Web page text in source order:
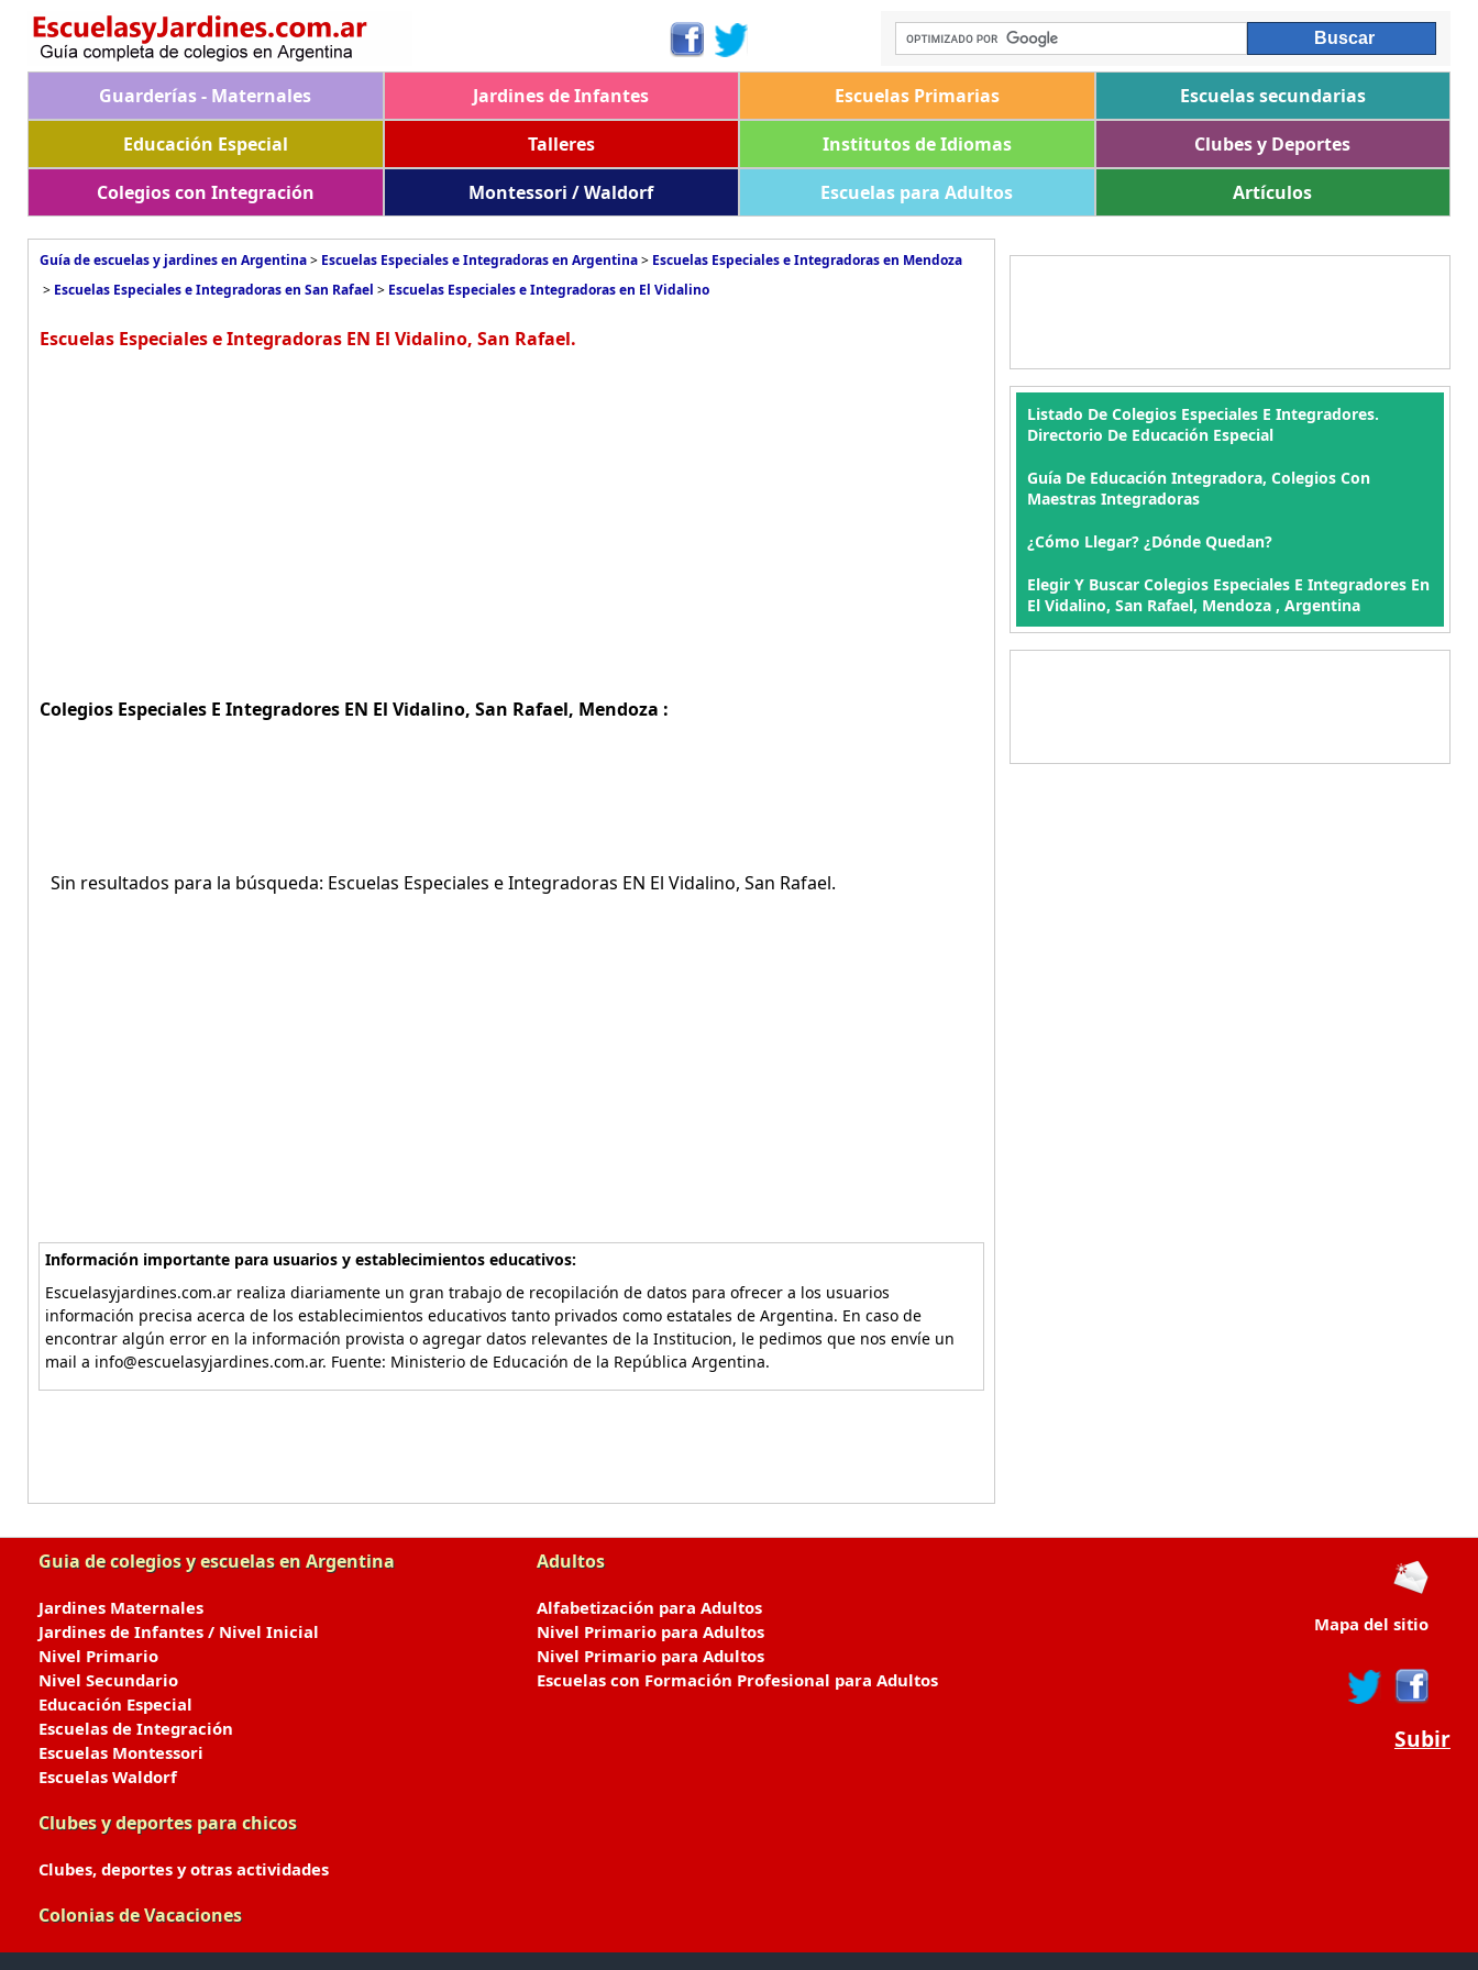
Guarderías - Maternales Jardines de Infantes Escuelas Primarias
Escuelas secundarias
Educación Especial
Talleres Institutos de Idiomas
Clubes y Deportes
Colegios con Integración
Montessori / Waldorf Escuelas para Adultos Artículos
Guía de escuelas y jardines en Argentina> Escuelas Especiales e Integradoras en Argentina> Escuelas Especiales e Integradoras en Mendoza
> Escuelas Especiales e Integradoras en San Rafael > Escuelas Especiales e Integradoras en El Vidalino
Escuelas Especiales e Integradoras EN El Vidalino, San Rafael.
Colegios Especiales E Integradores EN El Vidalino, San Rafael, Mendoza :
Sin resultados para la búsqueda: Escuelas Especiales e Integradoras EN El Vidalino, San Rafael.
Información importante para usuarios y establecimientos educativos:
Escuelasyjardines.com.ar realiza diariamente un gran trabajo de recopilación de datos para ofrecer a los usuarios
información precisa acerca de los establecimientos educativos tanto privados como estatales de Argentina. En caso de
encontrar algún error en la información provista o agregar datos relevantes de la Institucion, le pedimos que nos envíe un
mail a info@escuelasyjardines.com.ar. Fuente: Ministerio de Educación de la República Argentina.
Listado De Colegios Especiales E Integradores.
Directorio De Educación Especial
Guía De Educación Integradora, Colegios Con
Maestras Integradoras
¿Cómo Llegar? ¿Dónde Quedan?
Elegir Y Buscar Colegios Especiales E Integradores En
El Vidalino, San Rafael, Mendoza , Argentina
Guia de colegios y escuelas en Argentina
Jardines Maternales
Jardines de Infantes / Nivel Inicial
Nivel Primario
Nivel Secundario
Educación Especial
Escuelas de Integración
Escuelas Montessori
Escuelas Waldorf
Clubes y deportes para chicos
Clubes, deportes y otras actividades
Colonias de Vacaciones
Adultos
Alfabetización para Adultos
Nivel Primario para Adultos
Nivel Primario para Adultos
Escuelas con Formación Profesional para Adultos
Mapa del sitio
Subir